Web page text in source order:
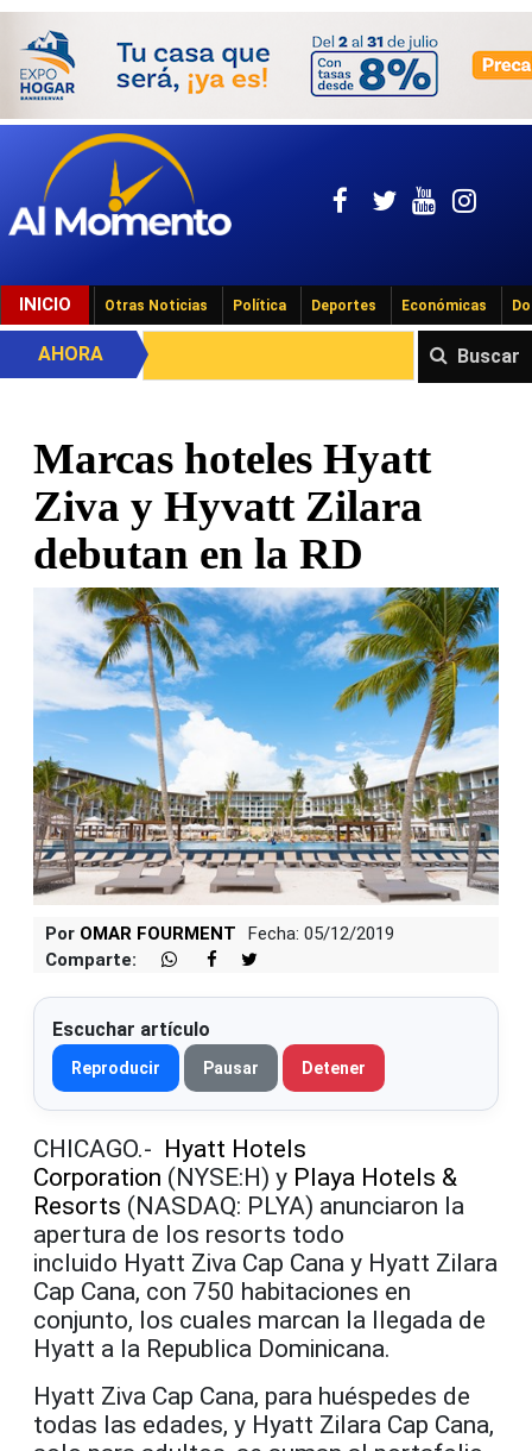
INICIO Otras Noticias Política Deportes Económicas
Buscar
AHORA
Marcas hoteles Hyatt
Ziva y Hyvatt Zilara
debutan en la RD
Por OMAR FOURMENT
Fecha: 05/12/2019
Comparte:
Escuchar artículo
Reproducir Pausar Detener
CHICAGO.- Hyatt Hotels
Corporation (NYSE:H) y Playa Hotels &
Resorts (NASDAQ: PLYA) anunciaron la
apertura de los resorts todo
incluido Hyatt Ziva Cap Cana y Hyatt Zilara
Cap Cana, con 750 habitaciones en
conjunto, los cuales marcan la llegada de
Hyatt a la Republica Dominicana.
Hyatt Ziva Cap Cana, para huéspedes de
todas las edades, y Hyatt Zilara Cap Cana,